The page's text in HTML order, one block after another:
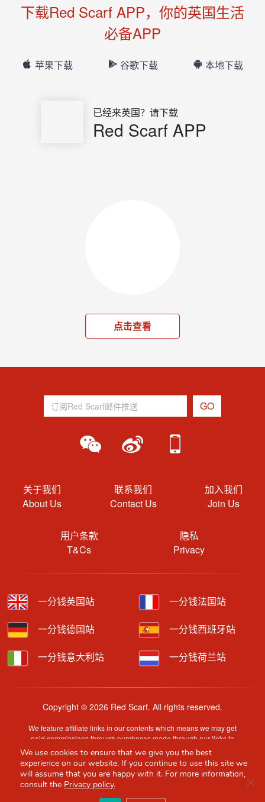
下载Red Scarf APP，你的英国生活
必备APP
苹果下载 谷歌下载 本地下载
已经来英国？请下载
Red Scarf APP
点击查看
关于我们
About Us
联系我们
Contact Us
加入我们
Join Us
用户条款
T&Cs
隐私
Privacy
一分钱英国站 一分钱法国站
一分钱德国站 一分钱西班牙站
一分钱意大利站 一分钱荷兰站
Copyright © 2026 Red Scarf. All rights reserved.
We feature affiliate links in our contents which means we may get
paid commissions through purchases made through our links to
retailer sites.
Content is provided by users, brands or merchants. Some
information may have been generated by AI and is provided for
guidance only. Accuracy and availability may change without prior
We use cookies to ensure that we give you the best
experience on our website. If you continue to use this site we
will assume that you are happy with it. For more information,
consult the Privacy policy.